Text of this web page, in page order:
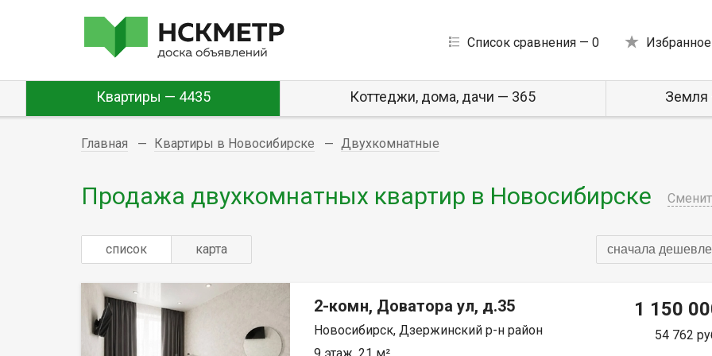
Список сравнения — 0
Квартиры — 4435 Коттеджи, дома, дачи — 365 Земля
Главная Квартиры в Новосибирске Двухкомнатные
Продажа двухкомнатных квартир в Новосибирске
список карта сначала дешевле
2-комн, Доватора ул, д.35
Новосибирск, Дзержинский р-н район
1 150
54 762